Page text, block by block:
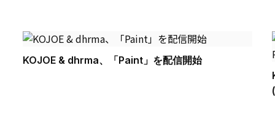
KOJOE & dhrma、「Paint」を配信開始